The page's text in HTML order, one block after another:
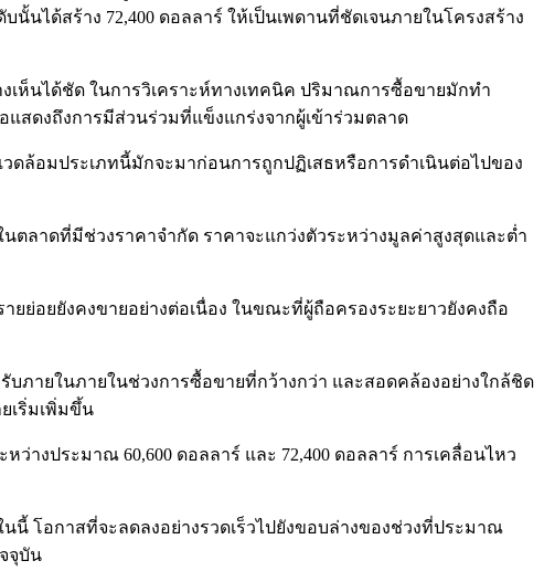
ได้สร้าง 72,400 ดอลลาร์ ให้เป็นเพดานที่ชัดเจนภายในโครงสร้าง
ห็นได้ชัด ในการวิเคราะห์ทางเทคนิค ปริมาณการซื้อขายมักทำ
ดงถึงการมีส่วนร่วมที่แข็งแกร่งจากผู้เข้าร่วมตลาด
ล้อมประเภทนี้มักจะมาก่อนการถูกปฏิเสธหรือการดำเนินต่อไปของ
ลาดที่มีช่วงราคาจำกัด ราคาจะแกว่งตัวระหว่างมูลค่าสูงสุดและต่ำ
ายย่อยยังคงขายอย่างต่อเนื่อง ในขณะที่ผู้ถือครองระยะยาวยังคงถือ
ภายในภายในช่วงการซื้อขายที่กว้างกว่า และสอดคล้องอย่างใกล้ชิด
เริ่มเพิ่มขึ้น
างประมาณ 60,600 ดอลลาร์ และ 72,400 ดอลลาร์ การเคลื่อนไหว
นี้ โอกาสที่จะลดลงอย่างรวดเร็วไปยังขอบล่างของช่วงที่ประมาณ
จุบัน